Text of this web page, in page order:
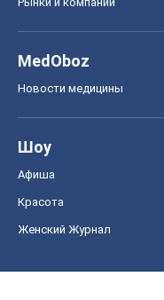
MedOboz
Новости медицины
Шоу
Афиша
Красота
Женский Журнал